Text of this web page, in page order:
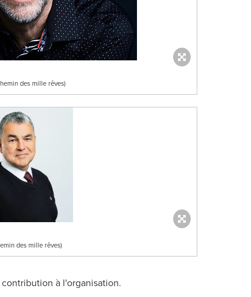
des mille rêves)
des mille rêves)
à l'organisation.